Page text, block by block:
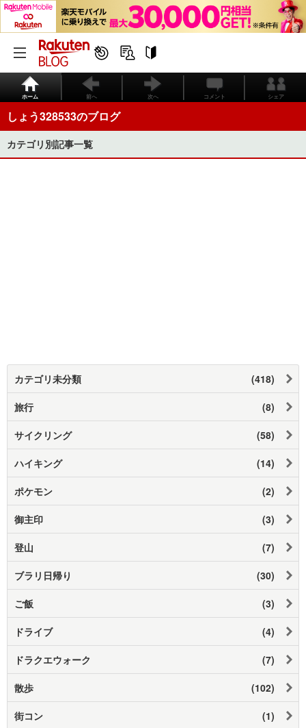
ホーム 前へ 次へ コメント シェア
しょう328533のブログ
カテゴリ別記事一覧
カテゴリ未分類 (418)
旅行 (8)
サイクリング (58)
ハイキング (14)
ポケモン (2)
御主印 (3)
登山 (7)
ブラリ日帰り (30)
ご飯 (3)
ドライブ (4)
ドラクエウォーク (7)
散歩 (102)
街コン (1)